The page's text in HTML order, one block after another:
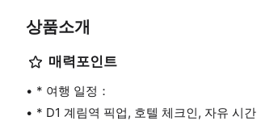
상품소개
매력포인트
* 여행 일정：
* D1 계림역 픽업, 호텔 체크인, 자유 시간